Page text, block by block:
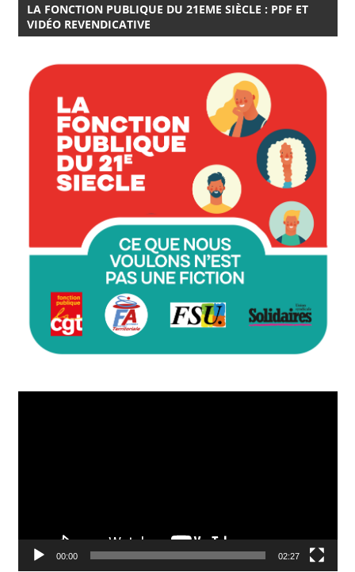
LA FONCTION PUBLIQUE DU 21EME SIÈCLE : PDF ET
VIDÉO REVENDICATIVE
00:00 02:27